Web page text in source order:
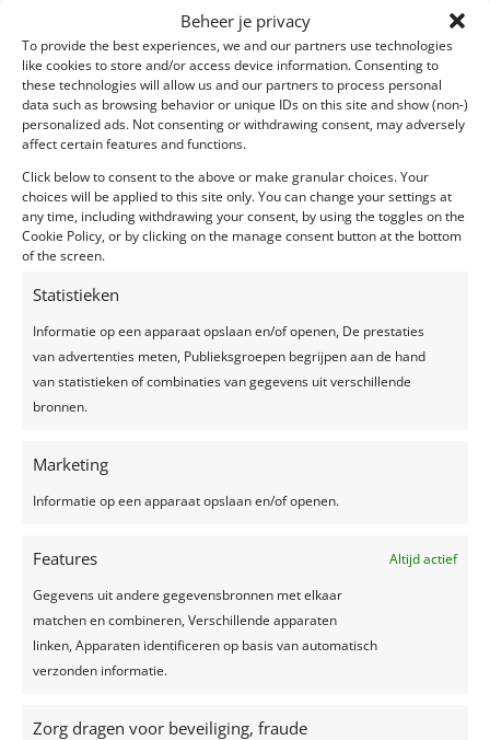
Beheer je privacy
To provide the best experiences, we and our partners use technologies
like cookies to store and/or access device information. Consenting to
these technologies will allow us and our partners to process personal
data such as browsing behavior or unique IDs on this site and show (non-)
personalized ads. Not consenting or withdrawing consent, may adversely
affect certain features and functions.
Click below to consent to the above or make granular choices. Your
choices will be applied to this site only. You can change your settings at
any time, including withdrawing your consent, by using the toggles on the
Cookie Policy, or by clicking on the manage consent button at the bottom
of the screen.
Statistieken
Informatie op een apparaat opslaan en/of openen, De prestaties
van advertenties meten, Publieksgroepen begrijpen aan de hand
van statistieken of combinaties van gegevens uit verschillende
bronnen.
Marketing
Informatie op een apparaat opslaan en/of openen.
Features
Altijd actief
Gegevens uit andere gegevensbronnen met elkaar
matchen en combineren, Verschillende apparaten
linken, Apparaten identificeren op basis van automatisch
verzonden informatie.
Zorg dragen voor beveiliging, fraude
belichting, de lounge, de timing, de ontvangst van de
gasten, de hapjes, de vriendelijkheid van de medewerkers
(dikke pluim !), de details zoals de zwarte loper, de
ballonnen, de koude Duvelglazen, Ginbar inclusief
gepaste kruiden, schenklepeltje en witte handschoentjes
…
Zeker voor herhaling vatbaar voor een bedrijfsfeestje of
de volgende decennium verjaardag !
Iets om naar uit te kijken …
Groeten, Geert
[nggallery id=30]
Reactie verzenden
Je e-mailadres wordt niet gepubliceerd.